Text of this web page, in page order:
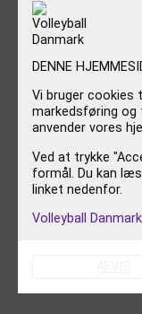
KALENDER
OM
DENNE
Vi bruger cookies
markedsføring og
anvender vores
Ved at trykke
formål. Du kan
linket nedenfor.
Volleyball